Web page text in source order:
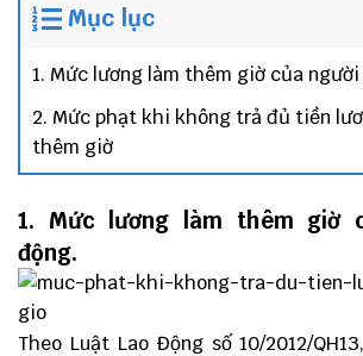
Mục lục
1. Mức lương làm thêm giờ của người
2. Mức phạt khi không trả đủ tiền
thêm giờ
1. Mức lương làm thêm giờ
động.
Theo Luật Lao Động số 10/2012/